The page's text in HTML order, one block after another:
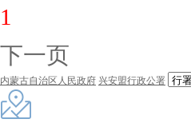
1
下一页
内蒙古自治区人民政府 兴安盟行政公署